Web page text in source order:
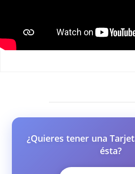
¿Quieres tener una
ésta?